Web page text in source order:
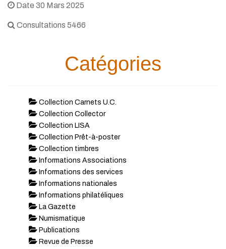
Date 30 Mars 2025
Consultations 5466
Catégories
Collection Carnets U.C.
Collection Collector
Collection LISA
Collection Prêt-à-poster
Collection timbres
Informations Associations
Informations des services
Informations nationales
Informations philatéliques
La Gazette
Numismatique
Publications
Revue de Presse